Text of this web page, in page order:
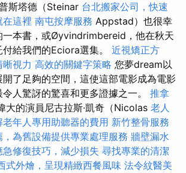
斯塔德（Steinar 台北搬家公司，快速
在這裡 南屯按摩服務 Appstad）也很幸
一本書，或Øyvindrimbereid，他在秋天
給我們的Eciora選集。 近視矯正方
視力 高效的關鍵字策略 您夢dream以
了足夠的空間，這使這部電影成為電影
人驚訝的驚喜和更多證據之一。 推拿
大的演員尼古拉斯·凱奇（Nicolas 老人
年人專用助聽器的費用 新竹整骨服務
為舊設備提供專業處理服務 牆壁漏水
修復技巧，減少損失 尋找專業的清潔
式外燴，呈現精緻西餐風味 法令紋醫美